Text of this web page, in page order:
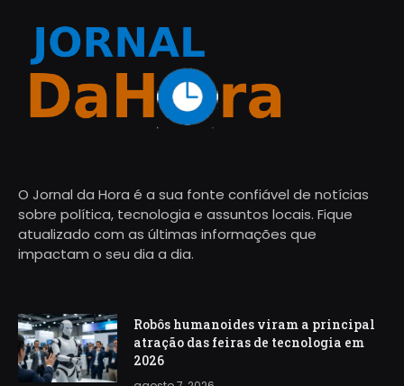
O Jornal da Hora é a sua fonte confiável de notícias
sobre política, tecnologia e assuntos locais. Fique
atualizado com as últimas informações que
impactam o seu dia a dia.
Robôs humanoides viram a principal
atração das feiras de tecnologia em
2026